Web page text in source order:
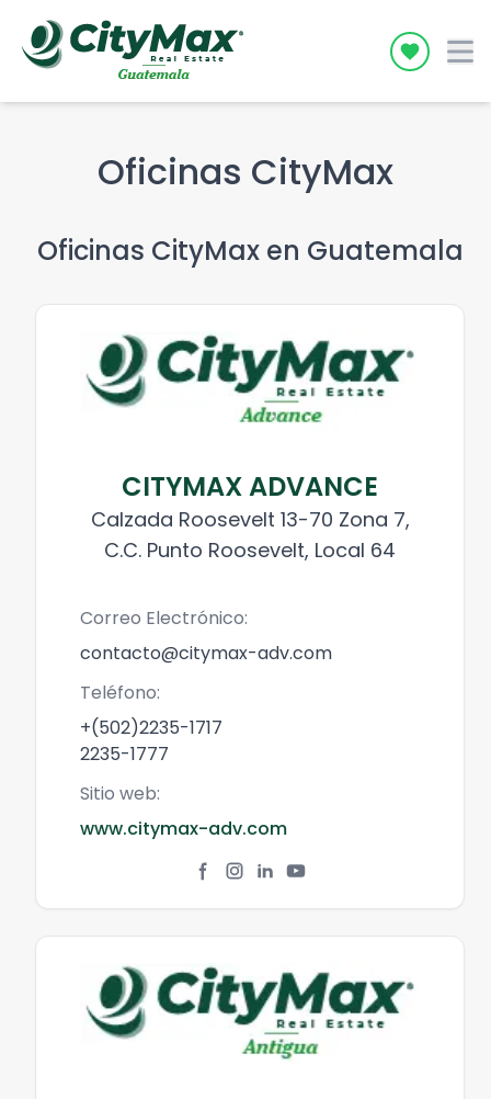
Icon
Oficinas CityMax
Oficinas CityMax en Guatemala
CITYMAX ADVANCE
Calzada Roosevelt 13-70 Zona 7,
C.C. Punto Roosevelt, Local 64
Correo Electrónico:
contacto@citymax-adv.com
Teléfono:
+(502)2235-1717
2235-1777
Sitio web:
www.citymax-adv.com